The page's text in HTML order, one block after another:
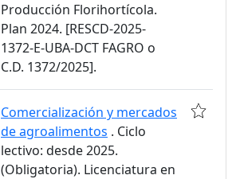
Producción Florihortícola.
Plan 2024. [RESCD-2025-
1372-E-UBA-DCT FAGRO o
C.D. 1372/2025].
Comercialización y mercados
de agroalimentos . Ciclo
lectivo: desde 2025.
(Obligatoria). Licenciatura en